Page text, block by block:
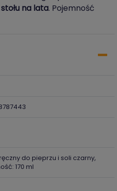
na lata. Pojemność
do pieprzu i soli czarny,
170 ml